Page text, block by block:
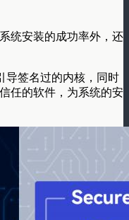
统安装的成功率外，还
导签名过的内核，同时
任的软件，为系统的安